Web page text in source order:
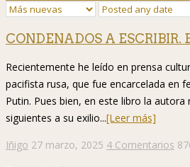
CONDENADOS A ESCRIBIR.
Recientemente he leído en prensa
pacifista rusa, que fue encarcelada en
Putin. Pues bien, en este libro la
siguientes a su exilio...[Leer más]
Iñigo 27 marzo, 2025 4 Comentarios